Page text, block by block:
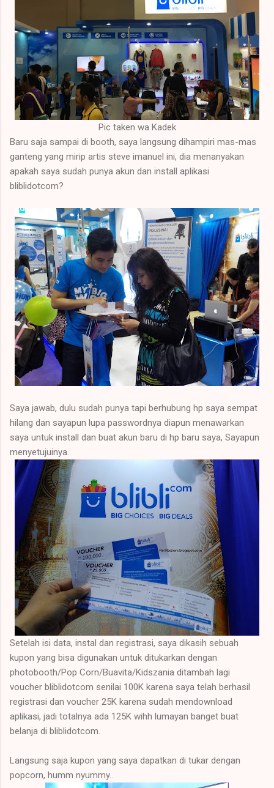
Pic taken wa Kadek
Baru saja sampai di booth, saya langsung dihampiri mas-mas
ganteng yang mirip artis steve imanuel ini, dia menanyakan
apakah saya sudah punya akun dan install aplikasi
bliblidotcom?
Saya jawab, dulu sudah punya tapi berhubung hp saya sempat
hilang dan sayapun lupa passwordnya diapun menawarkan
saya untuk install dan buat akun baru di hp baru saya, Sayapun
menyetujuinya.
Setelah isi data, instal dan registrasi, saya dikasih sebuah
kupon yang bisa digunakan untuk ditukarkan dengan
photobooth/Pop Corn/Buavita/Kidszania ditambah lagi
voucher bliblidotcom senilai 100K karena saya telah berhasil
registrasi dan voucher 25K karena sudah mendownload
aplikasi, jadi totalnya ada 125K wihh lumayan banget buat
belanja di bliblidotcom.
Langsung saja kupon yang saya dapatkan di tukar dengan
popcorn, humm nyummy..